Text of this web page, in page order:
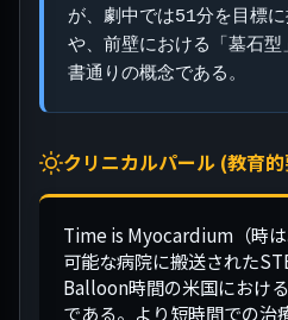
が、劇中では51分を目標
や、前壁における「墓石
書通りの概念である。
クリニカルパール (教育
Time is Myocardium（時
可能な病院に搬送された
Balloon時間の米国におけ
である。より短時間での治